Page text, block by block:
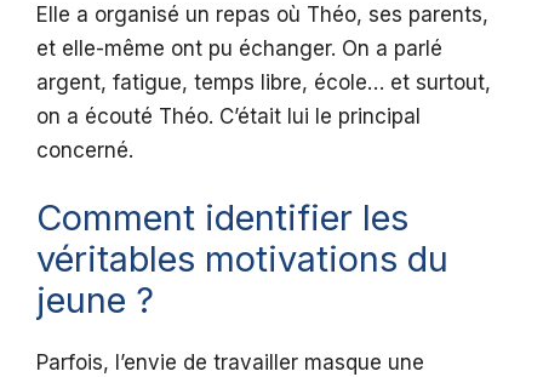
Elle a organisé un repas où Théo, ses parents,
et elle-même ont pu échanger. On a parlé
argent, fatigue, temps libre, école… et surtout,
on a écouté Théo. C’était lui le principal
concerné.
Comment identifier les
véritables motivations du
jeune ?
Parfois, l’envie de travailler masque une